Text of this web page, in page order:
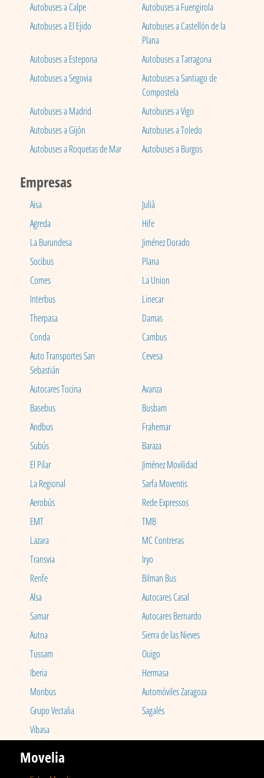
Autobuses a Calpe
Autobuses a Fuengirola
Autobuses a El Ejido
Autobuses a Castellón de la
Plana
Autobuses a Estepona
Autobuses a Tarragona
Autobuses a Segovia
Autobuses a Santiago de
Compostela
Autobuses a Madrid
Autobuses a Vigo
Autobuses a Gijón
Autobuses a Toledo
Autobuses a Roquetas de Mar
Autobuses a Burgos
Empresas
Aisa
Julià
Agreda
Hife
La Burundesa
Jiménez Dorado
Socibus
Plana
Comes
La Union
Interbus
Linecar
Therpasa
Damas
Conda
Cambus
Auto Transportes San
Sebastián
Cevesa
Autocares Tocina
Avanza
Basebus
Busbam
Andbus
Frahemar
Subús
Baraza
El Pilar
Jiménez Movilidad
La Regional
Sarfa Moventis
Aerobús
Rede Expressos
EMT
TMB
Lazara
MC Contreras
Transvia
Iryo
Renfe
Bilman Bus
Alsa
Autocares Casal
Samar
Autocares Bernardo
Autna
Sierra de las Nieves
Tussam
Ouigo
Iberia
Hermasa
Monbus
Automóviles Zaragoza
Grupo Vectalia
Sagalés
Vibasa
Movelia